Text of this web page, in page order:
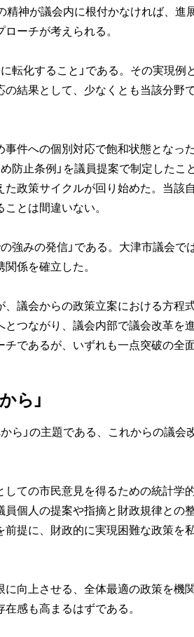
精神が議会内に根付かなければ、
ーチが考えられる。
転化すること」である。その実現
結果として、少なくとも当該分野
件への個別対応で飽和状態となっ
防止条例」を議員提案で制定した
政策サイクルが回り始めた。当該
とは間違いない。
強みの発信」である。大津市議会
係を確立した。
議会からの政策立案における方程
つながり、議会内部で議会改革を
であるが、いずれも一点突破の全
ら」
ら」の主題である、これからの議
ての市民意見を得るための統計学
個人の提案や指摘と財政規律との
提に、財政的に実現困難な政策を
向上させる、全体最適の政策を機
感も高まるはずである。